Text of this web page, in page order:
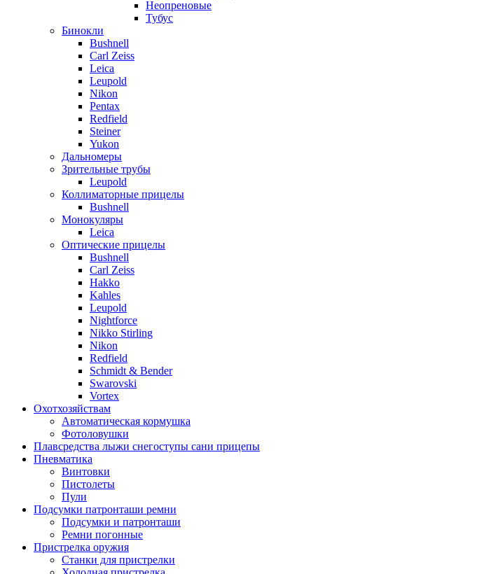
Неопреновые
Тубус
Бинокли
Bushnell
Carl Zeiss
Leica
Leupold
Nikon
Pentax
Redfield
Steiner
Yukon
Дальномеры
Зрительные трубы
Leupold
Коллиматорные прицелы
Bushnell
Монокуляры
Leica
Оптические прицелы
Bushnell
Carl Zeiss
Hakko
Kahles
Leupold
Nightforce
Nikko Stirling
Nikon
Redfield
Schmidt & Bender
Swarovski
Vortex
Охотхозяйствам
Автоматическая кормушка
Фотоловушки
Плавсредства лыжи снегоступы сани прицепы
Пневматика
Винтовки
Пистолеты
Пули
Подсумки патронташи ремни
Подсумки и патронташи
Ремни погонные
Пристрелка оружия
Станки для пристрелки